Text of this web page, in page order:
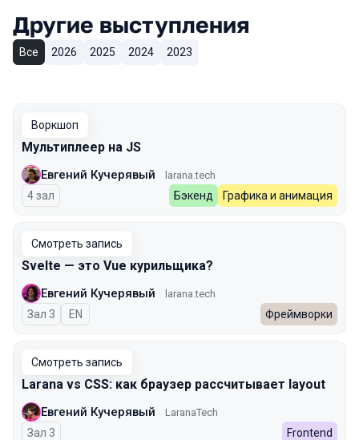
Другие выступления
Все 2026 2025 2024 2023
Воркшоп
Мультиплеер на JS
Евгений Кучерявый larana.tech
4 зал Бэкенд Графика и анимация
Смотреть запись
Svelte — это Vue курильщика?
Евгений Кучерявый larana.tech
Зал 3 На английском языке
EN Фреймворки
Смотреть запись
Larana vs CSS: как браузер рассчитывает layout
Евгений Кучерявый LaranaTech
Зал 3 Frontend